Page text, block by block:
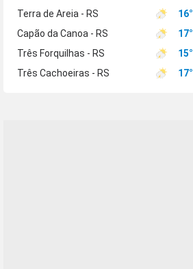
Terra de Areia - RS
16°
Capão da Canoa - RS
17°
Três Forquilhas - RS
15°
Três Cachoeiras - RS
17°